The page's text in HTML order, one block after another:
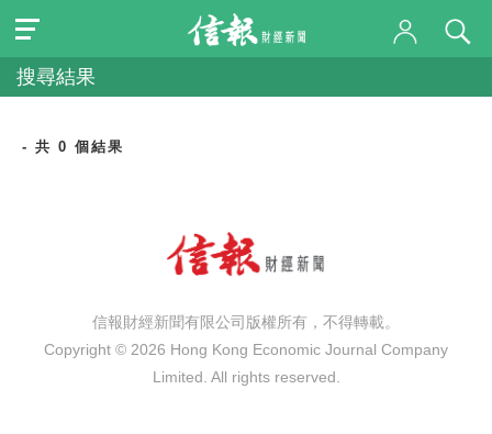
搜尋結果
- 共 0 個結果
信報財經新聞有限公司版權所有，不得轉載。
Copyright © 2026 Hong Kong Economic Journal Company
Limited. All rights reserved.